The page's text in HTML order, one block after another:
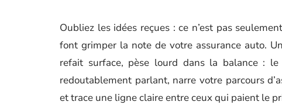
Oubliez les idées reçues : ce n’est pas
font grimper la note de votre assurance auto.
refait surface, pèse lourd dans la balance : le
redoutablement parlant, narre votre parcours
et trace une ligne claire entre ceux qui paient le